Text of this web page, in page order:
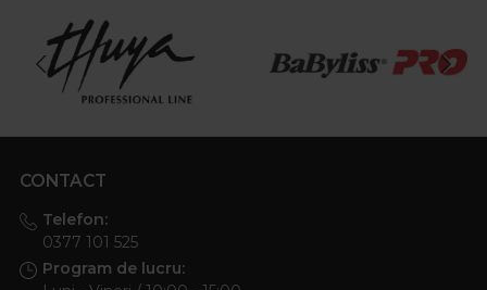
CONTACT
Telefon:
0377 101 525
Program de lucru: